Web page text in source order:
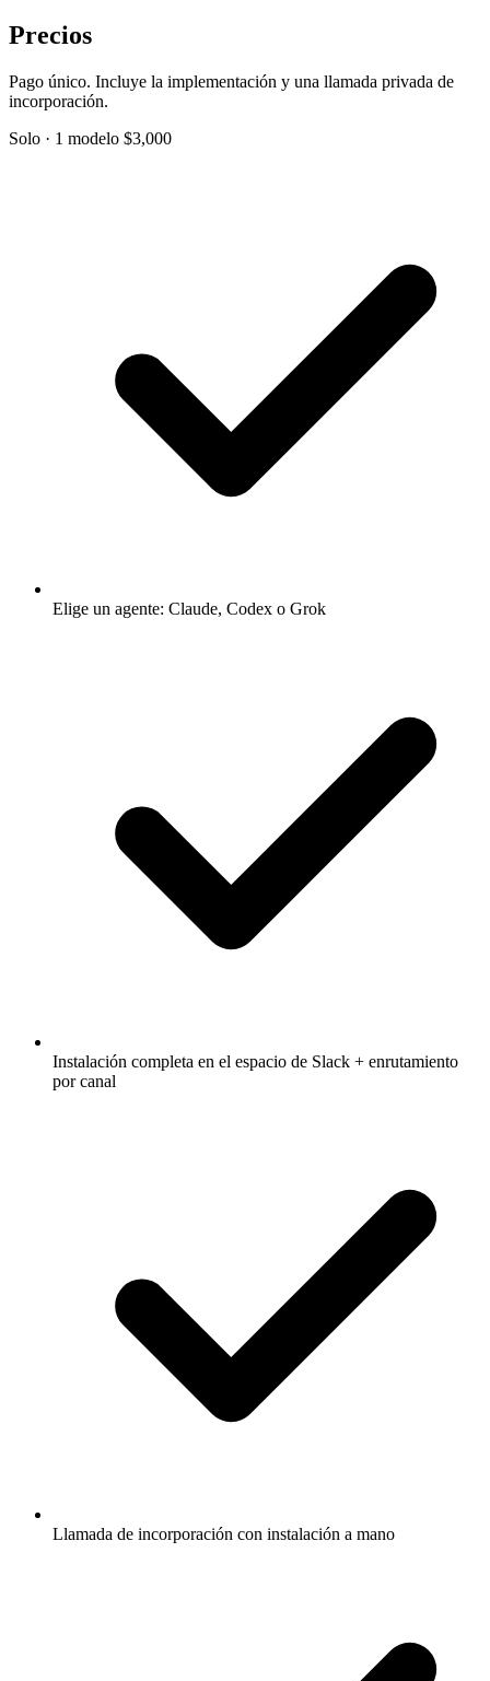
Precios
Pago único. Incluye la implementación y una llamada privada de
incorporación.
Solo · 1 modelo $3,000
Elige un agente: Claude, Codex o Grok
Instalación completa en el espacio de Slack + enrutamiento
por canal
Llamada de incorporación con instalación a mano